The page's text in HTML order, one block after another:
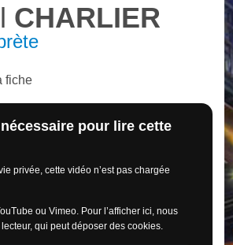
CHARLIER
fiche
pour lire cette
privée, cette vidéo n’est pas chargée
ou Vimeo. Pour l’afficher ici, nous
qui peut déposer des cookies.